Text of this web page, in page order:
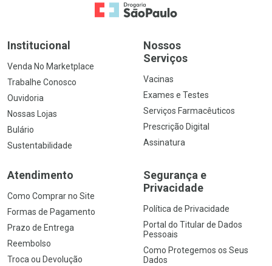
Ir para a Home
Institucional
Venda No Marketplace
Trabalhe Conosco
Ouvidoria
Nossas Lojas
Bulário
Sustentabilidade
Nossos
Serviços
Vacinas
Exames e Testes
Serviços Farmacêuticos
Prescrição Digital
Assinatura
Atendimento
Como Comprar no Site
Formas de Pagamento
Prazo de Entrega
Reembolso
Troca ou Devolução
Segurança e
Privacidade
Política de Privacidade
Portal do Titular de Dados
Pessoais
Como Protegemos os Seus
Dados